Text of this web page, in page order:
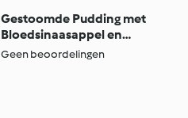
Gestoomde Pudding met
Bloedsinaasappel en
Campari
Geen beoordelingen